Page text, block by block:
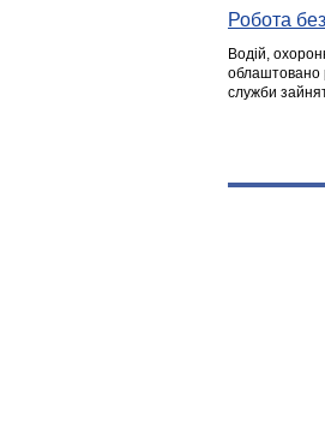
Робота
Водій,
облаштовано
служби